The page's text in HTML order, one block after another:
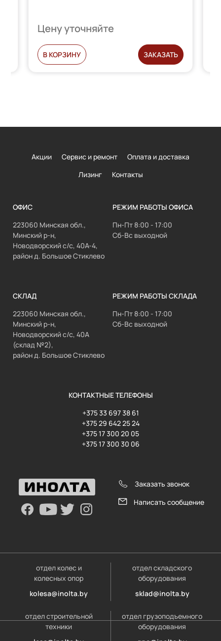
Цену уточняйте
В КОРЗИНУ ЗАКАЗАТЬ
Акции Сервис и ремонт
Оплата и доставка
Лизинг
Контакты
ОФИС
223060 Минская обл.,
Минский р-н,
Новодворский с/с, 40А-4,
район д. Большое Стиклево
РЕЖИМ РАБОТЫ ОФИСА
Пн-Пт 8:00 - 17:00
Сб-Вс выходной
СКЛАД
223060 Минская обл.,
Минский р-н,
Новодворский с/с, 40А
(склад №2),
район д. Большое Стиклево
РЕЖИМ РАБОТЫ СКЛАДА
Пн-Пт 8:00 - 17:00
Сб-Вс выходной
КОНТАКТНЫЕ ТЕЛЕФОНЫ
+375 33 697 38 61
+375 29 642 25 24
+375 17 300 20 05
+375 17 300 30 06
Заказать звонок
Написать сообщение
отдел колес и
колесных опор
kolesa@inolta.by
отдел складского
оборудования
sklad@inolta.by
отдел строительной
техники
отдел грузоподъемного
оборудования